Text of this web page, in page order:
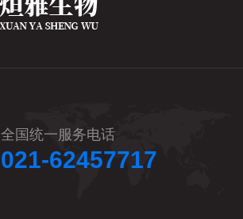
全国统一服务电话
021-62457717